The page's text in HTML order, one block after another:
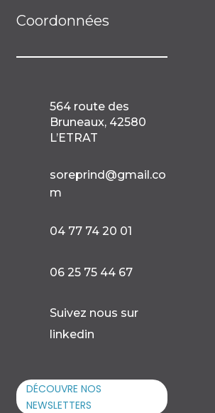
Coordonnées
564 route des
Bruneaux, 42580
L’ETRAT
soreprind@gmail.co
m
04 77 74 20 01
06 25 75 44 67
Suivez nous sur
linkedin
DÉCOUVRE NOS
NEWSLETTERS